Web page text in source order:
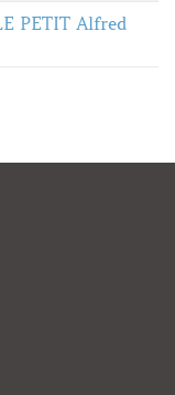
PETIT Alfred